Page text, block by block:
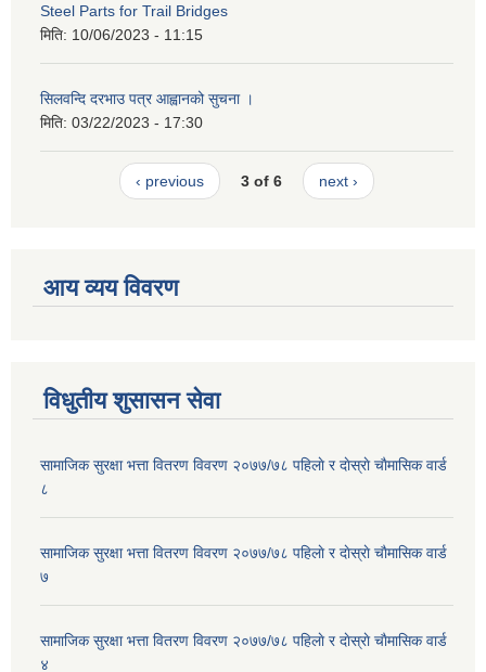
Steel Parts for Trail Bridges
मिति: 10/06/2023 - 11:15
सिलवन्दि दरभाउ पत्र आह्वानको सुचना ।
मिति: 03/22/2023 - 17:30
‹ previous 3 of 6 next ›
आय व्यय विवरण
विधुतीय शुसासन सेवा
सामाजिक सुरक्षा भत्ता वितरण विवरण २०७७/७८ पहिलाे र दाेस्राे चाैमासिक वार्ड
८
सामाजिक सुरक्षा भत्ता वितरण विवरण २०७७/७८ पहिलाे र दाेस्राे चाैमासिक वार्ड
७
सामाजिक सुरक्षा भत्ता वितरण विवरण २०७७/७८ पहिलाे र दाेस्राे चाैमासिक वार्ड
४